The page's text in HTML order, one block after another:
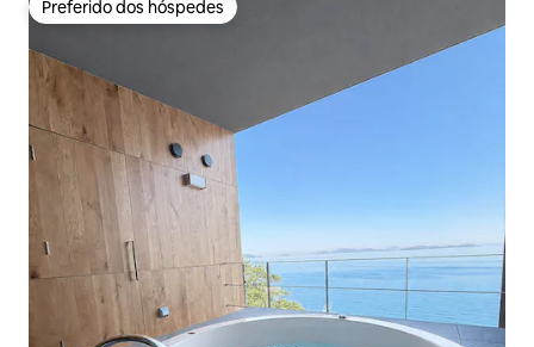
Preferido dos hóspedes
Preferido dos hóspedes